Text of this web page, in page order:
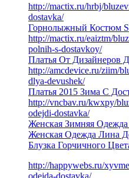
http://mactix.ru/hrbj/
dostavka/
Горнолыжный Костюм
http://mactix.ru/eaiztm/
polnih-s-dostavkoy/
Платья От Дизайнеров
http://amcdevice.ru/ziim/
dlya-devushek/
Платья 2015 Зима С
http://vncbav.ru/kwxpy/
odejdi-dostavka/
Женская Зимняя
Женская Одежда Лина
Блузка Горчичного
http://happywebs.ru/
odejda-dostavka/